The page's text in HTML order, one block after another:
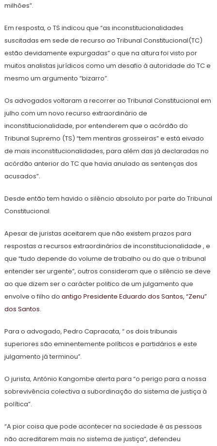
milhões”.
Em resposta, o TS indicou que “as inconstitucionalidades
suscitadas em sede de recurso ao Tribunal Constitucional(TC)
estão devidamente expurgadas” o que na altura foi visto por
muitos analistas jurídicos como um desafio à autoridade do TC e
mesmo um argumento “bizarro”.
Os advogados voltaram a recorrer ao Tribunal Constitucional em
julho com um novo recurso extraordinário de
inconstitucionalidade, por entenderem que o acórdão do
Tribunal Supremo (TS) “tem mentiras grosseiras” e está eivado
de mais inconstitucionalidades, para além das já declaradas no
acórdão anterior do TC que havia anulado as sentenças dos
acusados”.
Desde então tem havido o silêncio absoluto por parte do Tribunal
Constitucional.
Apesar de juristas aceitarem que não existem prazos para
respostas a recursos extraordinários de inconstitucionalidade , e
que “tudo depende do volume de trabalho ou do que o tribunal
entender ser urgente”, outros consideram que o silêncio se deve
ao que dizem ser o carácter politico de um julgamento que
envolve o filho do antigo Presidente Eduardo dos Santos, “Zenu”
dos Santos.
Para o advogado, Pedro Capracata, “ os dois tribunais
superiores são eminentemente políticos e partidários e este
julgamento já terminou”.
O jurista, António Kangombe alerta para “o perigo para a nossa
sobrevivência colectiva a subordinação do sistema de justiça à
política”.
“A pior coisa que pode acontecer na sociedade é as pessoas
não acreditarem mais no sistema de justiça”, defendeu